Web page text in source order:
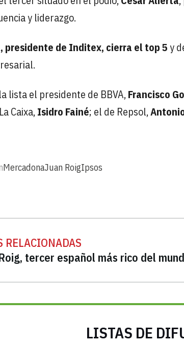
y liderazgo.
presidente de Inditex, cierra el top 5y
lista el presidente de BBVA,Francisco
Caixa,Isidro Fainé; el de Repsol,
MercadonaJuan RoigIpsos
RELACIONADAS
tercer español más rico del
LISTAS DE